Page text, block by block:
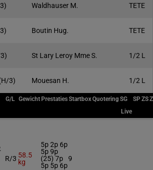
Waldhauser M. TETE
Boutin Hug. TETE
St Lary Leroy Mme S. 1/2 L
3) Mouesan H. 1/2 L
G/L Gewicht PrestatiesStartboxQuoteringSG SPZS
Live
R/3 58.5
kg
5p 2p 6p
5p 9p
(25) 7p
5p 5p 6p
9